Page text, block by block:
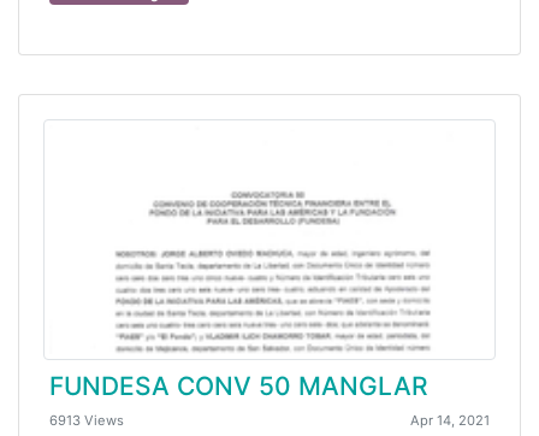
FUNDESA CONV 50 MANGLAR
6913 Views Apr 14, 2021